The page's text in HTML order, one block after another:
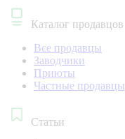
Каталог продавцов
Все продавцы
Заводчики
Приюты
Частные продавцы
Статьи